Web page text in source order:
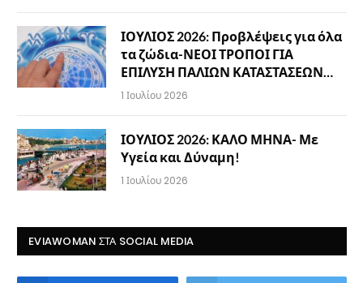
ΙΟΥΛΙΟΣ 2026: Προβλέψεις για όλα
τα ζώδια-ΝΕΟΙ ΤΡΟΠΟΙ ΓΙΑ
ΕΠΙΛΥΣΗ ΠΑΛΙΩΝ ΚΑΤΑΣΤΑΣΕΩΝ…
1 Ιουλίου 2026
ΙΟΥΛΙΟΣ 2026: ΚΑΛΟ ΜΗΝΑ- Με
Υγεία και Δύναμη!
1 Ιουλίου 2026
EVIAWOMAN ΣΤΑ SOCIAL MEDIA